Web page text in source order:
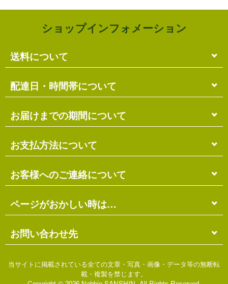
ショップインフォメーション
送料について
単品のみの場合
各商品に記載の送料となります。
複数商品の場合
ます。
送料には梱包料も含まれています。
※ショッピングカートの仕組み上、送料が正しく計算
されない場合があります。
※商品の組み合わせによっては別梱包となり、送料が
別途必要となる場合があります。
※上記の際は、自動返信メール以降に改めて正しい送
料をお知らせします。
配達日・時間帯について
配達日・配達時間帯のご指定は出来ません。
お届け先に投函される「ご不在連絡票」より再配達希
用ください。
お届けまでの期間について
在庫がある場合
ご注文確認日より3営業日以内の発送となります。
離島の場合、上記以上にお時間がかかる場合がありま
す。
品発送予定」メールにてご確認ください。
在庫切れの場合
別途、納期のご連絡をさせていただきます。
お支払方法について
代金引換（＋400円）
商品配送時に配送員にお支払い下さい。
銀行振込（先払い）
口座は琉球銀行のみ
※ゆうちょ銀行でのお取り扱いは出来ません
ご入金日の翌営業日に入金確認となります。
お急ぎの場合は「代金引換」をお選びください。
お客様へのご連絡について
受注・確認・発送・修理など
各発生日より2営業日以内にメール・お電話にてご連
※定休日にはご連絡を行っておりません。予めご了承
ください。
ページがおかしい時は…
当店のホームページは店主がHTMLとCSSを手打ちで
作ったページのため…
リンク切れ
表示の崩れ
お問い合わせ先
ご不明な点がございましたら、下記までお問い合わせ
ください。
当サイトに掲載されている全ての文章・写真・画像・データ等の無断転
載・複製を禁じます。